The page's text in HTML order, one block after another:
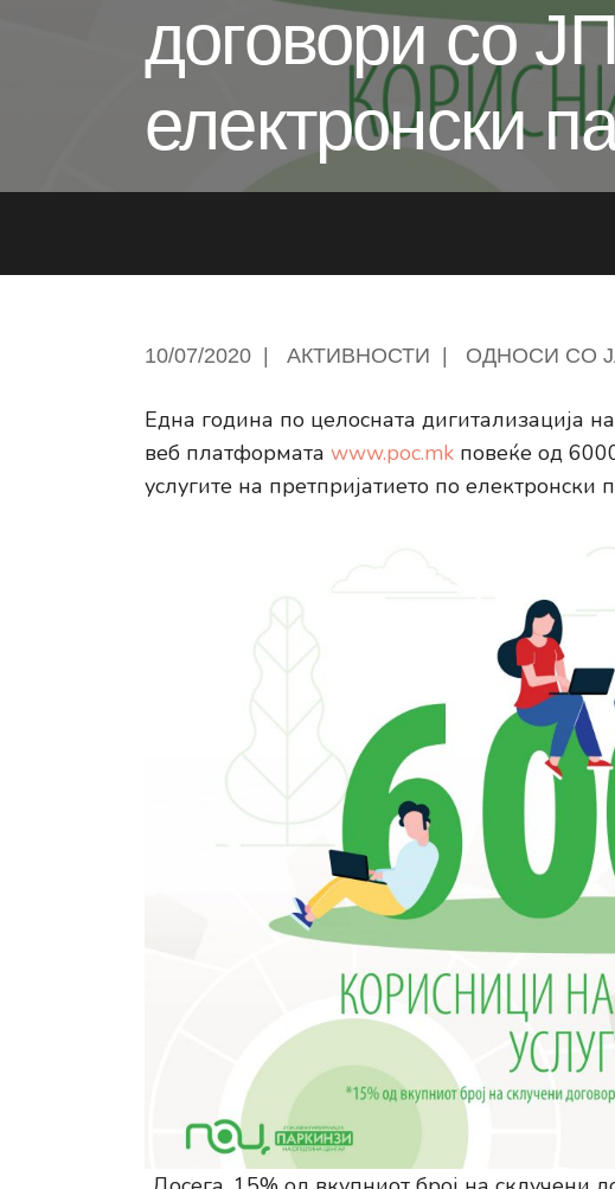
договори со
електронски
10/07/2020 АКТИВНОСТИ ОДНОСИ СО
Една година по целосната дигитализација
веб платформата www.poc.mk повеќе од
услугите на претпријатието по електронски